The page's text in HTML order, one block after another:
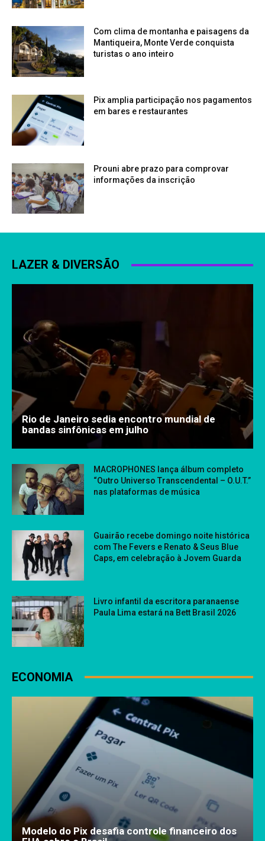
Com clima de montanha e paisagens da
Mantiqueira, Monte Verde conquista
turistas o ano inteiro
Pix amplia participação nos pagamentos
em bares e restaurantes
Prouni abre prazo para comprovar
informações da inscrição
LAZER & DIVERSÃO
Rio de Janeiro sedia encontro mundial de
bandas sinfônicas em julho
MACROPHONES lança álbum completo
“Outro Universo Transcendental – O.U.T.”
nas plataformas de música
Guairão recebe domingo noite histórica
com The Fevers e Renato & Seus Blue
Caps, em celebração à Jovem Guarda
Livro infantil da escritora paranaense
Paula Lima estará na Bett Brasil 2026
ECONOMIA
Modelo do Pix desafia controle financeiro dos